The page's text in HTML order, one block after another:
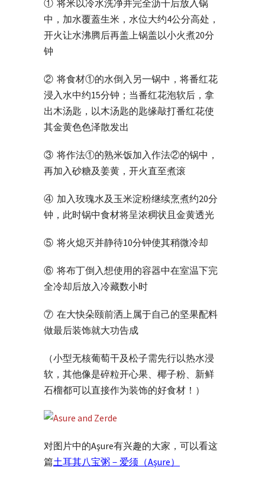
① 将米以冷水洗净并完全沥干后放入锅
中，加水覆蓋生米，水位大约4公分高处，
开火让水沸腾后再盖上锅盖以小火煮20分
钟
② 将食材①的水倒入另一锅中，将番红花
浸入水中约15分钟；当番红花泡软后，拿
出木汤匙，以木汤匙的匙缘敲打番红花使
其金黄色色泽散发出
③ 将作法①的熟米饭加入作法②的锅中，
再加入砂糖及姜黄，开火直至煮滚
④ 加入玫瑰水及玉米淀粉继续烹煮约20分
钟，此时锅中食材将呈浓稠状且金黄透光
⑤ 将火熄灭并静待10分钟使其稍微冷却
⑥ 将布丁倒入想使用的容器中在室温下完
全冷却后放入冷藏数小时
⑦ 在大快朵颐前洒上属于自己的坚果配料
做最后装饰就大功告成
（小型无核葡萄干及松子需先行以热水浸
软，其他像是碎粒开心果、椰子粉、新鲜
石榴都可以直接作为装饰的好食材！）
对图片中的Aşure有兴趣的大家，可以看这
篇土耳其八宝粥－爱须（Aşure）